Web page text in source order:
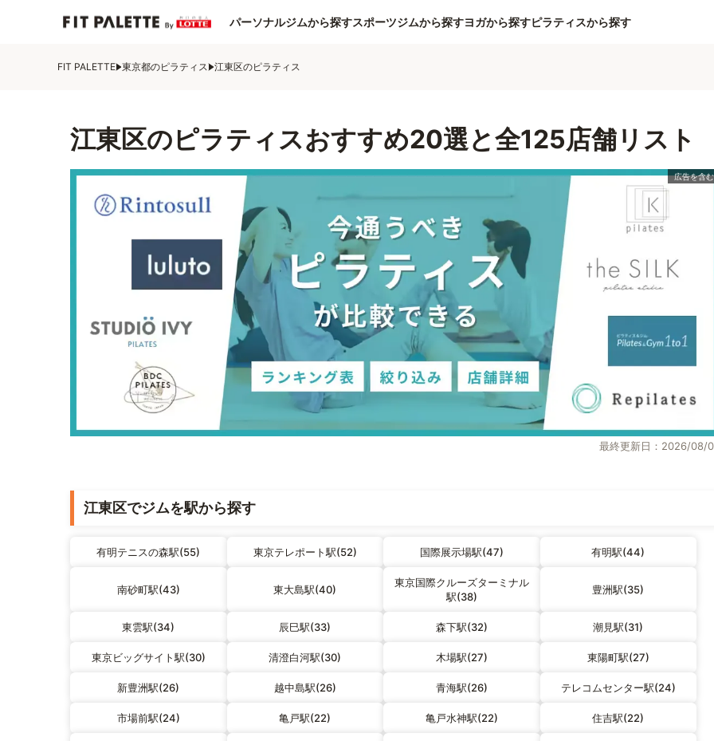
パーソナルジムから探すスポーツジムから探すヨガから探すピラティスから探す
FIT PALETTE 東京都のピラティス 江東区のピラティス
江東区のピラティスおすすめ20選と全125店舗リスト
最終更新日：2026/08/
江東区でジムを駅から探す
有明テニスの森駅(55) 東京テレポート駅(52) 国際展示場駅(47) 有明駅(44)
南砂町駅(43) 東大島駅(40)
東京国際クルーズターミナル
駅(38)
豊洲駅(35)
東雲駅(34) 辰巳駅(33) 森下駅(32) 潮見駅(31)
東京ビッグサイト駅(30) 清澄白河駅(30) 木場駅(27) 東陽町駅(27)
新豊洲駅(26) 越中島駅(26) 青海駅(26) テレコムセンター駅(24)
市場前駅(24) 亀戸駅(22) 亀戸水神駅(22) 住吉駅(22)